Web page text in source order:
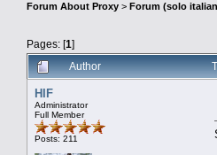
Forum About Proxy > Forum (solo
Pages: [1]
Author
HIF
Administrator
Full Member
Posts: 211